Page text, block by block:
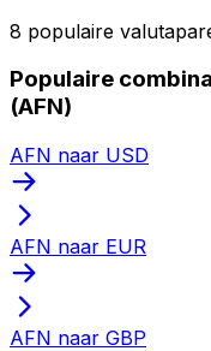
8 populaire
Populaire
(AFN)
AFN naar USD
AFN naar EUR
AFN naar GBP